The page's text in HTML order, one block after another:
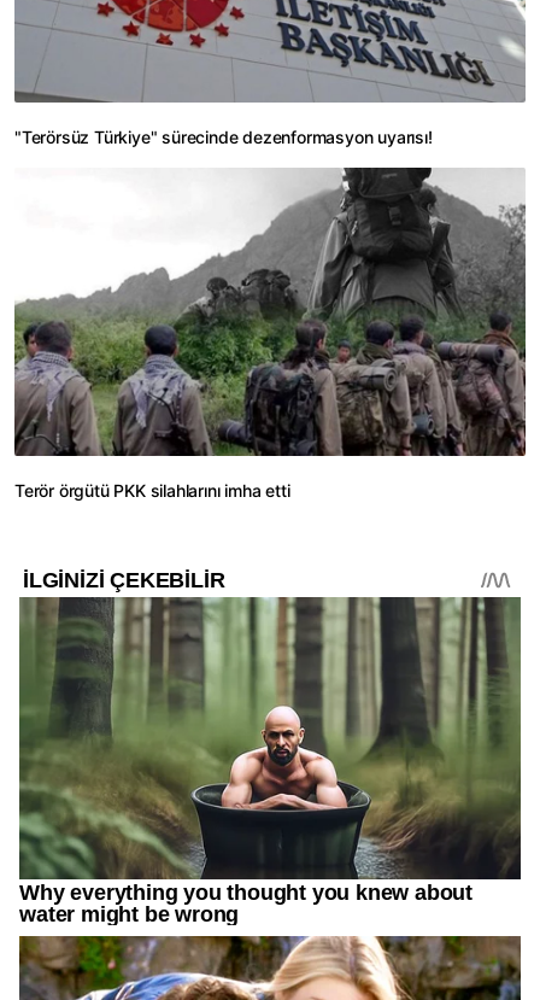
"Terörsüz Türkiye" sürecinde dezenformasyon uyarısı!
Terör örgütü PKK silahlarını imha etti